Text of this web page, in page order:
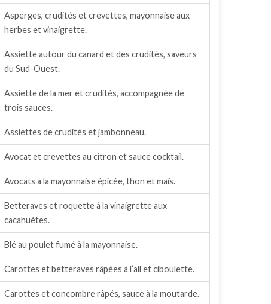
Asperges, crudités et crevettes, mayonnaise aux
herbes et vinaigrette.
Assiette autour du canard et des crudités, saveurs
du Sud-Ouest.
Assiette de la mer et crudités, accompagnée de
trois sauces.
Assiettes de crudités et jambonneau.
Avocat et crevettes au citron et sauce cocktail.
Avocats à la mayonnaise épicée, thon et maïs.
Betteraves et roquette à la vinaigrette aux
cacahuètes.
Blé au poulet fumé à la mayonnaise.
Carottes et betteraves râpées à l’ail et ciboulette.
Carottes et concombre râpés, sauce à la moutarde.